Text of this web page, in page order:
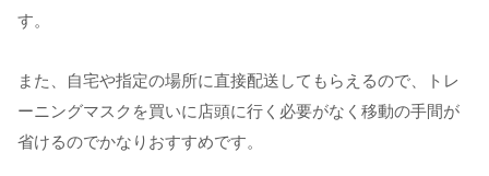
す。
また、自宅や指定の場所に直接配送してもらえるので、トレ
ーニングマスクを買いに店頭に行く必要がなく移動の手間が
省けるのでかなりおすすめです。